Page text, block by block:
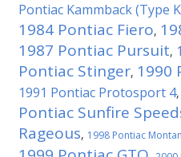
Pontiac Kammback (Type
1984 Pontiac Fiero,
1987 Pontiac Pursuit,
Pontiac Stinger, 1990
1991 Pontiac Protosport 4,
Pontiac Sunfire
Rageous, 1998 Pontiac